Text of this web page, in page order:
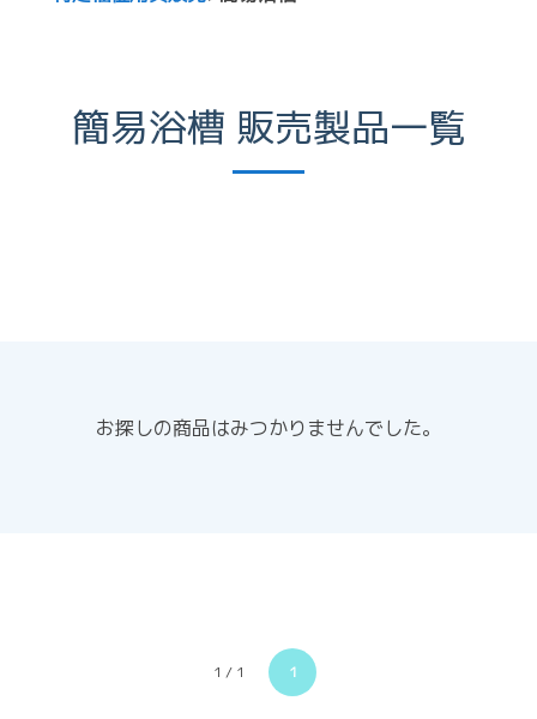
簡易浴槽 販売製品一覧
お探しの商品はみつかりませんでした。